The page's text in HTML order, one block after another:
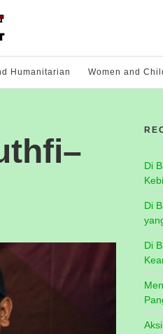
Humanitarian Women and
Di
Di
Di